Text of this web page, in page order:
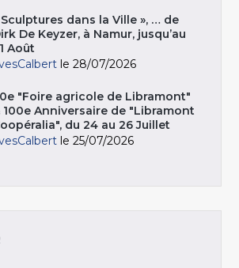
Sculptures dans la Ville », … de
De Keyzer, à Namur, jusqu’au
Août
le 28/07/2026
"Foire agricole de Libramont"
100e Anniversaire de "Libramont
du 24 au 26 Juillet
le 25/07/2026